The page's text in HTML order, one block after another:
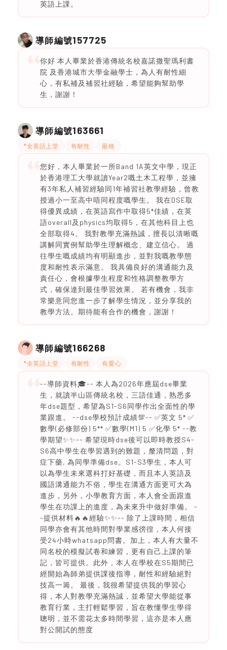
英語上課。
導師編號157725
你好 本人畢業於香港傳統名校嘉諾撒聖瑪利書
院 及香港城市大學金融學士，為人有耐性細
心，有私補及補習社經驗，希望能夠幫助學
生，謝謝！
導師編號163661
*全英語上堂 有耐性 嚴格
您好，本人畢業於一所Band 1A英文中學，現正
於香港理工大學就讀Year2嘅土木工程學，並擁
有3年私人補習經驗同1年補習社教學經驗，曾教
授過小一至高中唔同程度嘅學生。 我在DSE取
得優異成績，在英語寫作中取得5*佳績，在英
語overall及physics均取得5，在其他科目上也
全部取得4。 我對教學充滿熱誠，擅長以清晰嘅
講解同實例幫助學生理解概念、建立信心。 過
往學生嘅成績均有明顯進步，並對我嘅教學態
度和耐性表示滿意。 我具備良好的溝通能力及
責任心，會根據學生程度和性格調整教學方
式，確保達到最佳學習效果。 若有機會，我非
常樂意同您進一步了解學生情況，並分享我的
教學方法。期待能有合作的機會，謝謝！
導師編號166268
*全英語上堂 有耐性 有愛心
--導師資料🎓-- 本人為2026年應屆dse畢業
生，就讀半山區傳統名校，三語佳通，熟悉多
年dse題型，希望為S1-S6同學作出全面性的學
業跟進。 --dse學校預計成績💯-- ✅英文 5* ✅
數學(必修部份) 5** ✅數學(M1) 5 ✅化學 5* --教
學期望✨✨-- 希望現時dse後可以即時教授S4-
S6高中學生在學習遇到的難題，釐清問題，對
症下藥, 為同學準備dse。S1-S3學生，本人可
以為學生未來選科打好基礎，而且本人英語及
國語溝通能力不俗，學生在溝通方面更可大為
進步，另外，小學教育方面，本人會全面跟進
學生在功課上的進度，為未來升中做好準備。 -
-提供材料🔥🔥經驗✨✨-- 除了上課時間，相信
同學亦會有其他時間對學業感徬徨，本人何接
受24小時whatsapp問書。加上，本人有大量不
同名校的模擬試卷和練習，更有自己上課的筆
記，皆可提供。此外，本人在學校在S5期間已
經開始為師弟提供課後指導，耐性和經驗絕對
技高一籌。 最後，我很希望提供我的學習心
得，本人對教學充滿熱誠，並希望大學能從事
教育行業，主打輕鬆學習，旨在教懂學生學得
聰明，並不需花太多時間學習，這亦是本人應
對公開試的態度